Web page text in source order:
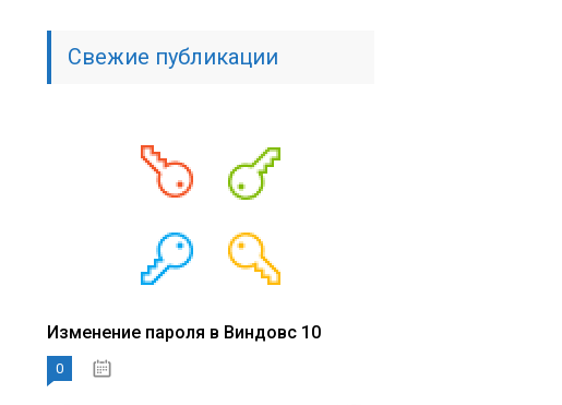
Свежие публикации
Изменение пароля в Виндовс 10
0